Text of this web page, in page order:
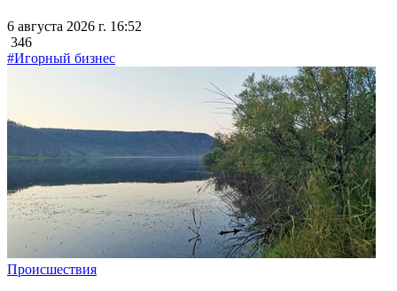
6 августа 2026 г. 16:52
346
#Игорный бизнес
Происшествия